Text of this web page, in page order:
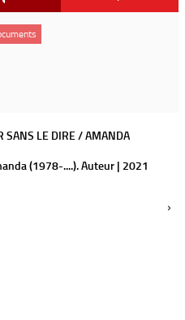
SANS LE DIRE / AMANDA
(1978-....). Auteur | 2021